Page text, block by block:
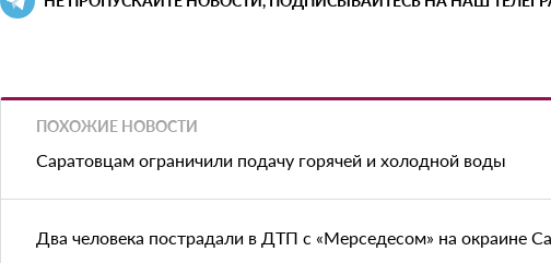
ПОХОЖИЕ НОВОСТИ
Саратовцам ограничили подачу горячей и холодной воды
Два человека пострадали в ДТП с «Мерседесом» на окраине